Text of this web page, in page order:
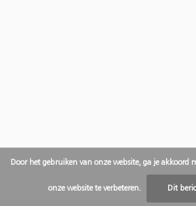
Door het gebruiken van onze website, ga je akkoord
onze website te verbeteren. Dit